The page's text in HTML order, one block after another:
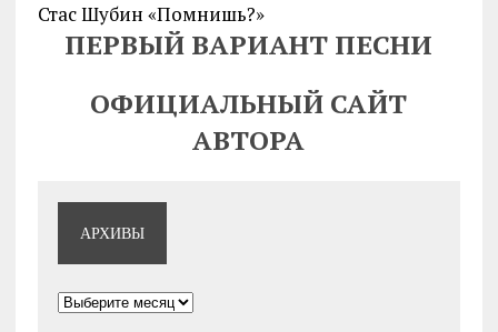
Стас Шубин «Помнишь?»
ПЕРВЫЙ ВАРИАНТ ПЕСНИ
ОФИЦИАЛЬНЫЙ САЙТ
АВТОРА
АРХИВЫ
Архивы